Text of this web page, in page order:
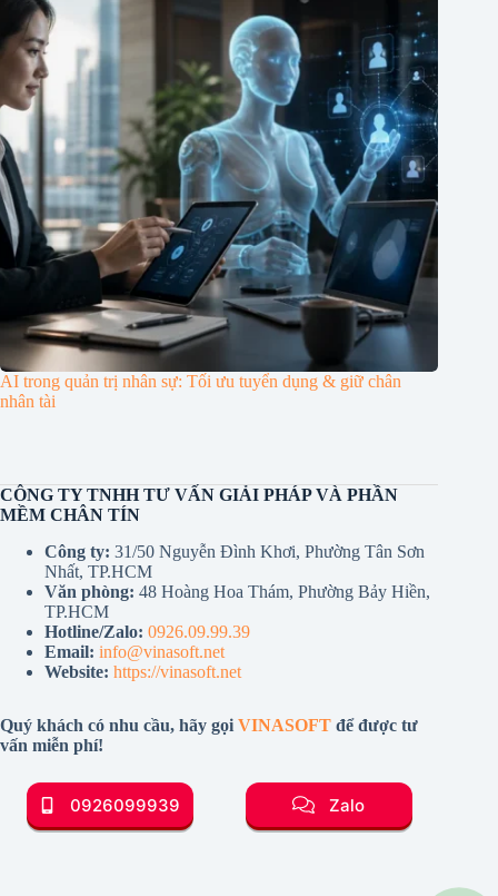
AI trong quản trị nhân sự: Tối ưu tuyển dụng & giữ chân
nhân tài
CÔNG TY TNHH TƯ VẤN GIẢI PHÁP VÀ PHẦN
MỀM CHÂN TÍN
Công ty: 31/50 Nguyễn Đình Khơi, Phường Tân Sơn
Nhất, TP.HCM
Văn phòng: 48 Hoàng Hoa Thám, Phường Bảy Hiền,
TP.HCM
Hotline/Zalo: 0926.09.99.39
Email: info@vinasoft.net
Website: https://vinasoft.net
Quý khách có nhu cầu, hãy gọi VINASOFT để được tư
vấn miễn phí!
0926099939 Zalo